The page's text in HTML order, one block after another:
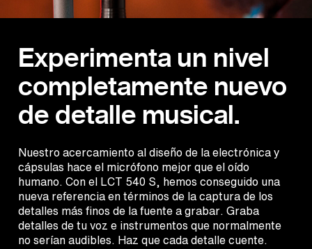
Experimenta un nivel
completamente nuevo
de detalle musical.
Nuestro acercamiento al diseño de la electrónica y
cápsulas hace el micrófono mejor que el oído
humano. Con el LCT 540 S, hemos conseguido una
nueva referencia en términos de la captura de los
detalles más finos de la fuente a grabar. Graba
detalles de tu voz e instrumentos que normalmente
no serían audibles. Haz que cada detalle cuente.